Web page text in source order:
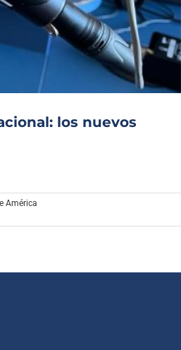
los nuevos
América